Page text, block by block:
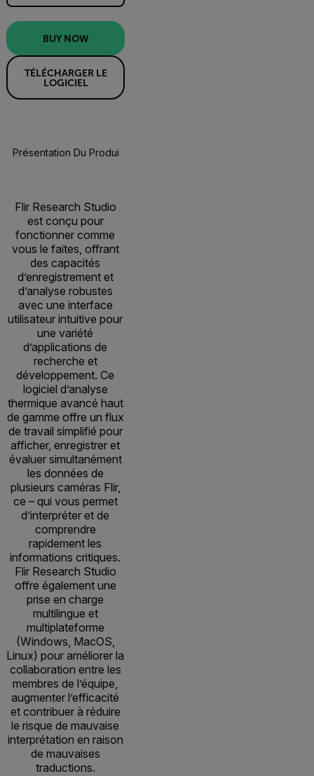
BUY NOW
TÉLÉCHARGER LE
LOGICIEL
Présentation Du Produit
Flir Research Studio
est conçu pour
fonctionner comme
vous le faites, offrant
des capacités
d’enregistrement et
d’analyse robustes
avec une interface
utilisateur intuitive pour
une variété
d’applications de
recherche et
développement. Ce
logiciel d’analyse
thermique avancé haut
de gamme offre un flux
de travail simplifié pour
afficher, enregistrer et
évaluer simultanément
les données de
plusieurs caméras Flir,
ce – qui vous permet
d’interpréter et de
comprendre
rapidement les
informations critiques.
Flir Research Studio
offre également une
prise en charge
multilingue et
multiplateforme
(Windows, MacOS,
Linux) pour améliorer la
collaboration entre les
membres de l’équipe,
augmenter l’efficacité
et contribuer à réduire
le risque de mauvaise
interprétation en raison
de mauvaises
traductions.